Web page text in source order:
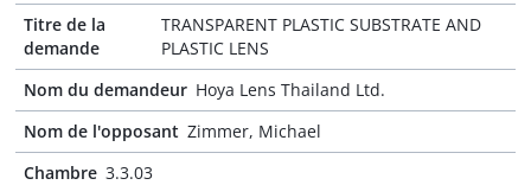
Titre de la
demande
TRANSPARENT PLASTIC SUBSTRATE AND
PLASTIC LENS
Nom du demandeur Hoya Lens Thailand Ltd.
Nom de l'opposant Zimmer, Michael
Chambre 3.3.03